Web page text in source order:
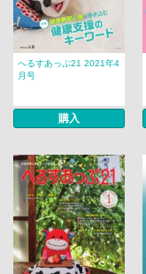
へるすあっぷ21 2021年4
月号
購入